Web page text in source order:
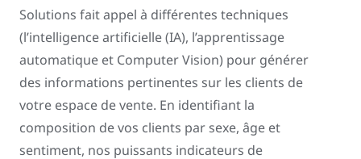
Solutions fait appel à différentes techniques
(l’intelligence artificielle (IA), l’apprentissage
automatique et Computer Vision) pour générer
des informations pertinentes sur les clients de
votre espace de vente. En identifiant la
composition de vos clients par sexe, âge et
sentiment, nos puissants indicateurs de